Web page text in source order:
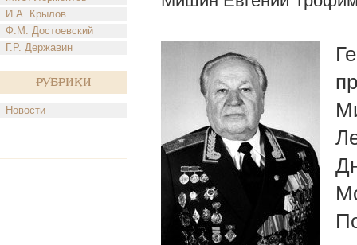
И.А. Крылов
Ф.М. Достоевский
Г.Р. Державин
Рубрики
Новости